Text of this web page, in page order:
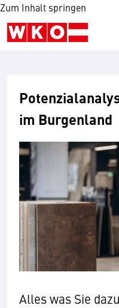
Zum Inhalt springen
im Burgenland
Alles was Sie